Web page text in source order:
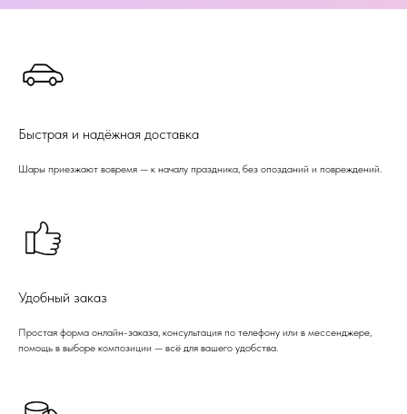
Быстрая и надёжная доставка
Шары приезжают вовремя — к началу праздника, без опозданий и повреждений.
Удобный заказ
Простая форма онлайн-заказа, консультация по телефону или в мессенджере,
помощь в выборе композиции — всё для вашего удобства.